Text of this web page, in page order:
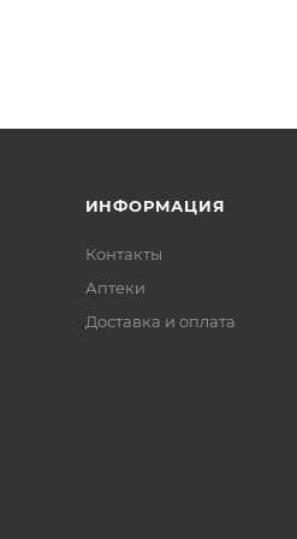
ИНФОРМАЦИЯ
Контакты
Аптеки
Доставка и оплата